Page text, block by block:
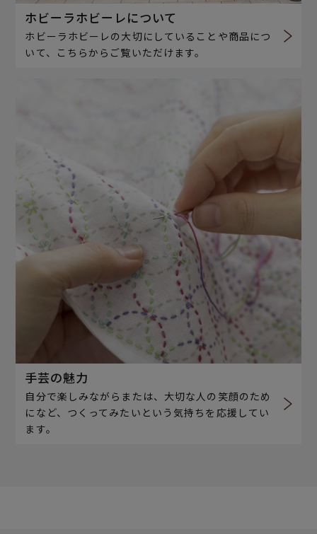
ホビーラホビーレについて
ホビーラホビーレの大切にしていることや商品につ
いて、こちらからご覧いただけます。
手芸の魅力
自分で楽しみながらまたは、大切な人の笑顔のため
になど、つくってみたいという気持ちを応援してい
ます。